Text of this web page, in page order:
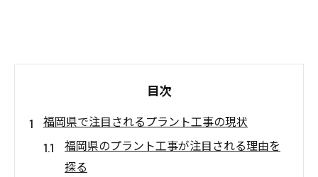
目次
福岡県で注目されるプラント工事の現状
福岡県のプラント工事が注目される理由を
探る